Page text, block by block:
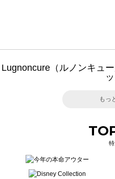
Lugnoncure（ルノンキュ
もっ